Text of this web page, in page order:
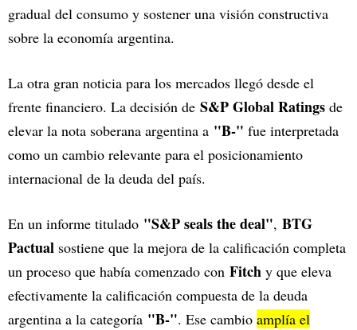
gradual del consumo y sostener una visión constructiva
sobre la economía argentina.
La otra gran noticia para los mercados llegó desde el
frente financiero. La decisión de S&P Global Ratings de
elevar la nota soberana argentina a "B-" fue interpretada
como un cambio relevante para el posicionamiento
internacional de la deuda del país.
En un informe titulado "S&P seals the deal", BTG
Pactual sostiene que la mejora de la calificación completa
un proceso que había comenzado con Fitch y que eleva
efectivamente la calificación compuesta de la deuda
argentina a la categoría "B-". Ese cambio amplía el